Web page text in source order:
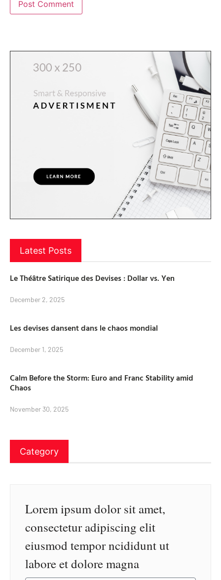
Latest Posts
Le Théâtre Satirique des Devises : Dollar vs. Yen
December 2, 2025
Les devises dansent dans le chaos mondial
December 1, 2025
Calm Before the Storm: Euro and Franc Stability amid
Chaos
November 30, 2025
Category
Lorem ipsum dolor sit amet,
consectetur adipiscing elit
eiusmod tempor ncididunt ut
labore et dolore magna